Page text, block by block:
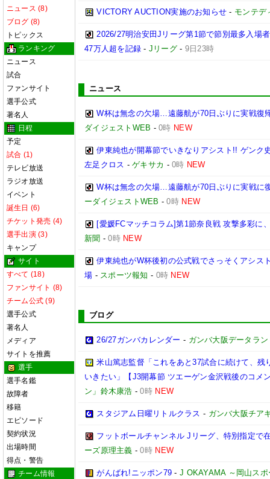
ニュース (8)
ブログ (8)
トピックス
ランキング
ニュース
試合
ファンサイト
選手公式
著名人
日程
予定
試合 (1)
テレビ放送
ラジオ放送
イベント
誕生日 (6)
チケット発売 (4)
選手出演 (3)
キャンプ
サイト
すべて (18)
ファンサイト (8)
チーム公式 (9)
選手公式
著名人
メディア
サイトを推薦
選手
選手名鑑
故障者
移籍
エピソード
契約状況
出場時間
得点・警告
チーム情報
VICTORY AUCTION実施のお知らせ - モンテデ
2026/27明治安田Jリーグ第1節で節別最多入場
47万人超を記録 - Jリーグ - 9日23時
ニュース
W杯は無念の欠場…遠藤航が70日ぶりに実戦復
ダイジェストWEB -0時 NEW
伊東純也が開幕節でいきなりアシスト!! ゲンク
左足クロス -ゲキサカ -0時 NEW
W杯は無念の欠場…遠藤航が70日ぶりに実戦に
ーダイジェストWEB -0時 NEW
[愛媛FCマッチコラム]第1節奈良戦 攻撃多彩に
新聞 -0時 NEW
伊東純也がW杯後初の公式戦でさっそくアシス
場 - スポーツ報知 - 0時 NEW
ブログ
26/27ガンバカレンダー - ガンバ大阪データラ
米山篤志監督「これをあと37試合に続けて、
いきたい」【J3開幕節 ツエーゲン金沢戦後のコメ
ン」鈴木康浩 -0時 NEW
スタジアム日曜リトルクラス - ガンバ大阪チア
フットボールチャンネル Jリーグ、特別指定で
ーズ原理主義 -0時 NEW
がんばれ!ニッポン79 -J OKAYAMA ～岡山ス